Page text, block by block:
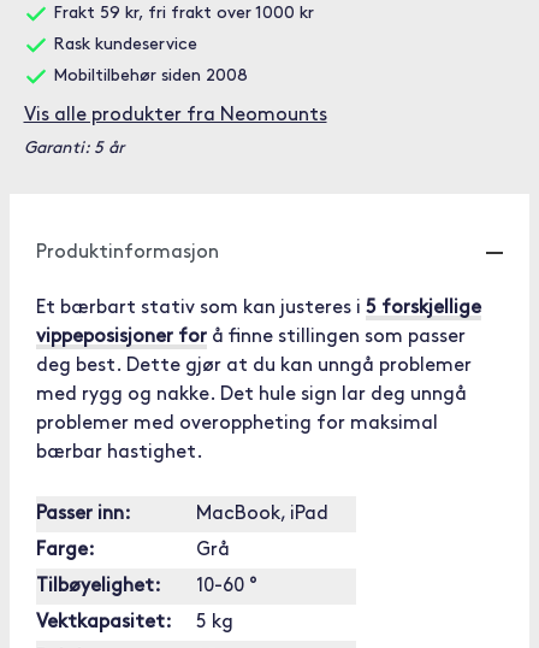
Frakt 59 kr, fri frakt over 1000 kr
Rask kundeservice
Mobiltilbehør siden 2008
Vis alle produkter fra Neomounts
Garanti: 5 år
Produktinformasjon
Et bærbart stativ som kan justeres i 5 forskjellige
vippeposisjoner for å finne stillingen som passer
deg best. Dette gjør at du kan unngå problemer
med rygg og nakke. Det hule sign lar deg unngå
problemer med overoppheting for maksimal
bærbar hastighet.
Passer inn:
MacBook, iPad
Farge:
Grå
Tilbøyelighet:
10-60 °
Vektkapasitet:
5 kg